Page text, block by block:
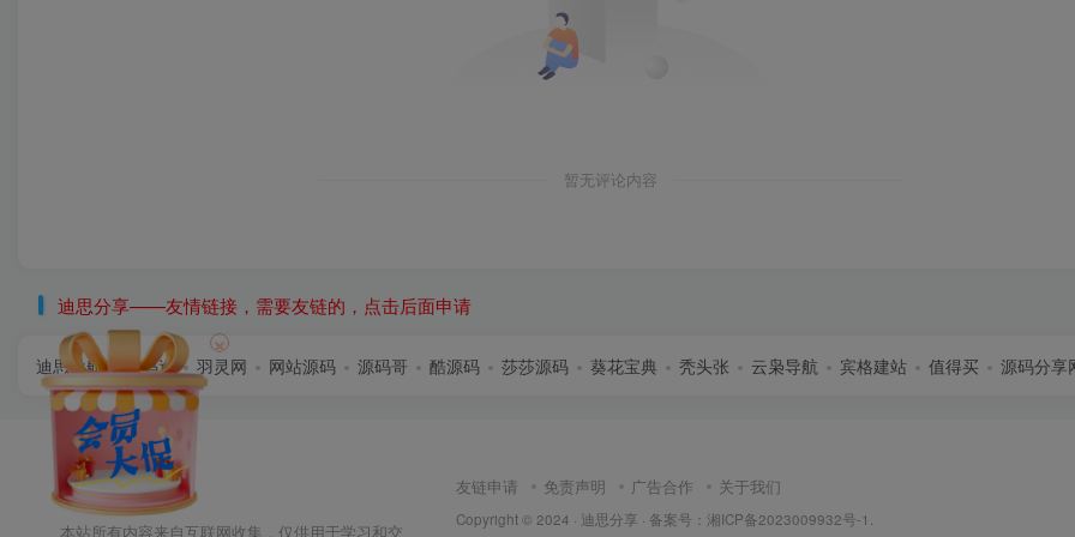
×
暂无评论内容
迪思分享——友情链接，需要友链的，点击后面申请
迪思导航 首码逸 羽灵网 网站源码 源码哥 酷源码 莎莎源码 葵花宝典 秃头张 云枭导航 宾格建站 值得买 源码分享
本站所有内容来自互联网收集，仅供用于学习和交
友链申请 免责声明 广告合作 关于我们
Copyright © 2024 · 迪思分享 · 备案号： 湘ICP备2023009932号-1